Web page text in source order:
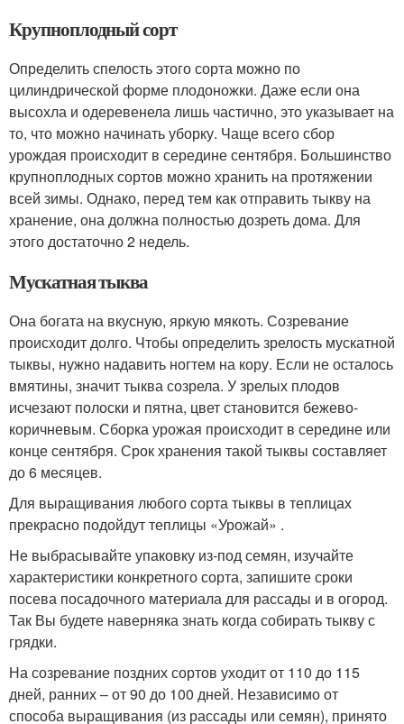
Крупноплодный сорт
Определить спелость этого сорта можно по
цилиндрической форме плодоножки. Даже если она
высохла и одеревенела лишь частично, это указывает на
то, что можно начинать уборку. Чаще всего сбор
урождая происходит в середине сентября. Большинство
крупноплодных сортов можно хранить на протяжении
всей зимы. Однако, перед тем как отправить тыкву на
хранение, она должна полностью дозреть дома. Для
этого достаточно 2 недель.
Мускатная тыква
Она богата на вкусную, яркую мякоть. Созревание
происходит долго. Чтобы определить зрелость мускатной
тыквы, нужно надавить ногтем на кору. Если не осталось
вмятины, значит тыква созрела. У зрелых плодов
исчезают полоски и пятна, цвет становится бежево-
коричневым. Сборка урожая происходит в середине или
конце сентября. Срок хранения такой тыквы составляет
до 6 месяцев.
Для выращивания любого сорта тыквы в теплицах
прекрасно подойдут теплицы «Урожай» .
Не выбрасывайте упаковку из-под семян, изучайте
характеристики конкретного сорта, запишите сроки
посева посадочного материала для рассады и в огород.
Так Вы будете наверняка знать когда собирать тыкву с
грядки.
На созревание поздних сортов уходит от 110 до 115
дней, ранних – от 90 до 100 дней. Независимо от
способа выращивания (из рассады или семян), принято